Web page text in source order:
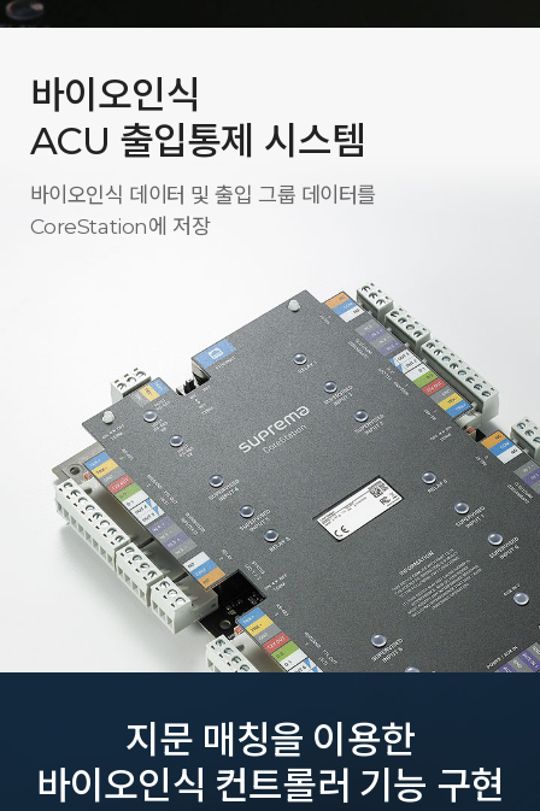
바이오인식
ACU 출입통제 시스템
바이오인식 데이터 및 출입 그룹 데이터를
CoreStation에 저장
지문 매칭을 이용한
바이오인식 컨트롤러 기능 구현